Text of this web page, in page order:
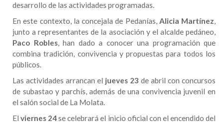
desarrollo de las actividades programadas.
En este contexto, la concejala de Pedanías, Alicia Martínez,
junto a representantes de la asociación y el alcalde pedáneo,
Paco Robles, han dado a conocer una programación que
combina tradición, convivencia y propuestas para todos los
públicos.
Las actividades arrancan el jueves 23 de abril con concursos
de subastao y parchís, además de una convivencia juvenil en
el salón social de La Molata.
Elviernes 24se celebrará el inicio oficial con el encendido del